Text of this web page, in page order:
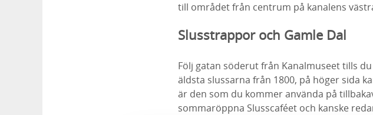
till området från centrum på kanalens
Slusstrappor och Gamle Dal
Följ gatan söderut från Kanalmuseet tills
äldsta slussarna från 1800, på höger sida
är den som du kommer använda på
sommaröppna Slusscaféet och kanske